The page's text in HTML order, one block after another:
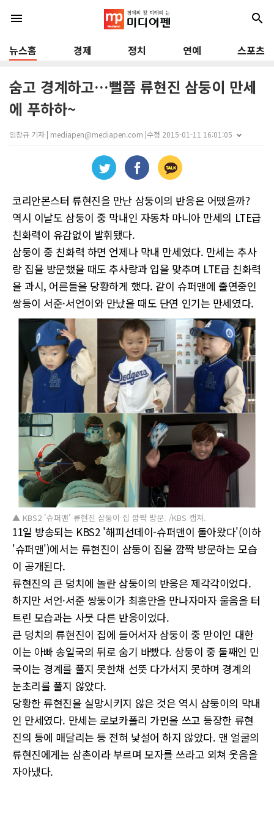
menu search
뉴스홈 경제 정치 연예 스포츠
숨고 경계하고…뻘쯤 류현진 삼둥이 만세
에 푸하하~
임창규 기자 | mediapen@mediapen.com |수정 2015-01-11 16:01:05
코리안몬스터 류현진을 만난 삼둥이의 반응은 어땠을까?
역시 이날도 삼둥이 중 막내인 자동차 마니아 만세의 LTE급
친화력이 유감없이 발휘됐다.
삼둥이 중 친화력 하면 언제나 막내 만세였다. 만세는 추사
랑 집을 방문했을 때도 추사랑과 입을 맞추며 LTE급 친화력
을 과시, 어른들을 당황하게 했다. 같이 슈퍼맨에 출연중인
쌍등이 서준·서언이와 만났을 때도 단연 인기는 만세였다.
▲ KBS2 '슈퍼맨' 류현진 삼둥이 집 깜짝 방문. /KBS 캡쳐.
11일 방송되는 KBS2 '해피선데이-슈퍼맨이 돌아왔다'(이하
'슈퍼맨')에서는 류현진이 삼둥이 집을 깜짝 방문하는 모습
이 공개된다.
류현진의 큰 덩치에 놀란 삼둥이의 반응은 제각각이었다.
하지만 서언·서준 쌍둥이가 최홍만을 만나자마자 울음을 터
트린 모습과는 사뭇 다른 반응이었다.
큰 덩치의 류현진이 집에 들어서자 삼둥이 중 맏이인 대한
이는 아빠 송일국의 뒤로 숨기 바빴다. 삼둥이 중 둘째인 민
국이는 경계를 풀지 못한채 선뜻 다가서지 못하며 경계의
눈초리를 풀지 않았다.
당황한 류현진을 실망시키지 않은 것은 역시 삼둥이의 막내
인 만세였다. 만세는 로보카폴리 가면을 쓰고 등장한 류현
진의 등에 매달리는 등 전혀 낯설어 하지 않았다. 맨 얼굴의
류현진에게는 삼촌이라 부르며 모자를 쓰라고 외쳐 웃음을
자아냈다.